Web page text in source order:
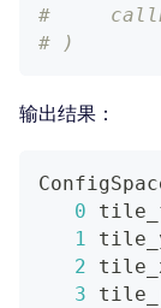
#
# )
输出结果：
0
1
2
3